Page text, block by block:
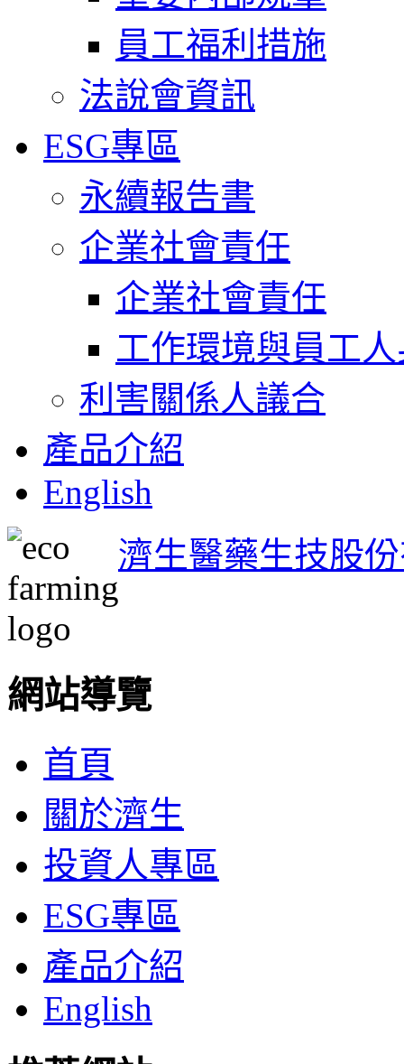
員工福利措施
法說會資訊
ESG專區
永續報告書
企業社會責任
企業社會責任
工作環境與員工
利害關係人議合
產品介紹
English
濟生醫藥生技股
網站導覽
首頁
關於濟生
投資人專區
ESG專區
產品介紹
English